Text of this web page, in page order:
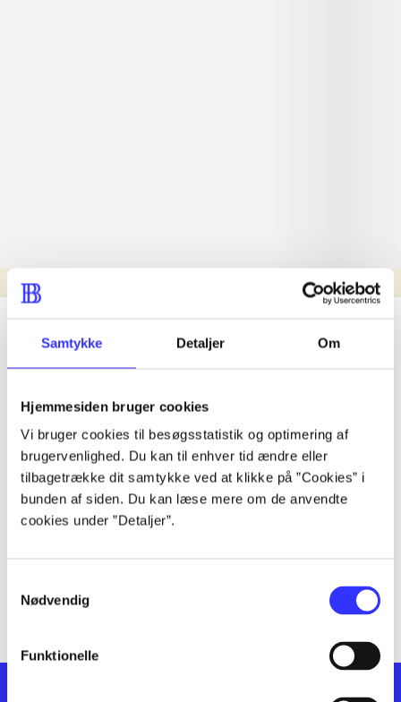
Samtykke Detaljer Om
Hjemmesiden bruger cookies
Vi bruger cookies til besøgsstatistik og optimering af
brugervenlighed. Du kan til enhver tid ændre eller
tilbagetrække dit samtykke ved at klikke på ”Cookies” i
bunden af siden. Du kan læse mere om de anvendte
cookies under ”Detaljer”.
Nødvendig
Funktionelle
Nyhed
lorem ipsum dolor sit amet ...
lorem ipsum dolor sit amet ...
lorem ipsum dolor sit amet ...
lorem ipsum dolor sit amet ...
lorem ipsum dolor sit amet ...
lorem ipsum dolor sit amet ...
lorem ipsum dolor sit amet ...